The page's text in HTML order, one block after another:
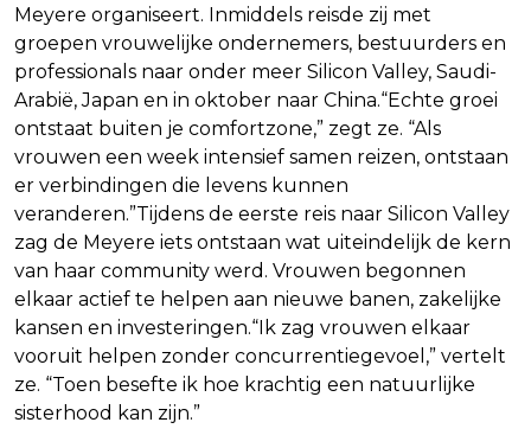
Meyere organiseert. Inmiddels reisde zij met
groepen vrouwelijke ondernemers, bestuurders en
professionals naar onder meer Silicon Valley, Saudi-
Arabië, Japan en in oktober naar China.“Echte groei
ontstaat buiten je comfortzone,” zegt ze. “Als
vrouwen een week intensief samen reizen, ontstaan
er verbindingen die levens kunnen
veranderen.”Tijdens de eerste reis naar Silicon Valley
zag de Meyere iets ontstaan wat uiteindelijk de kern
van haar community werd. Vrouwen begonnen
elkaar actief te helpen aan nieuwe banen, zakelijke
kansen en investeringen.“Ik zag vrouwen elkaar
vooruit helpen zonder concurrentiegevoel,” vertelt
ze. “Toen besefte ik hoe krachtig een natuurlijke
sisterhood kan zijn.”